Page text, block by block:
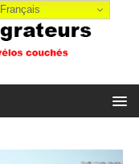
Français